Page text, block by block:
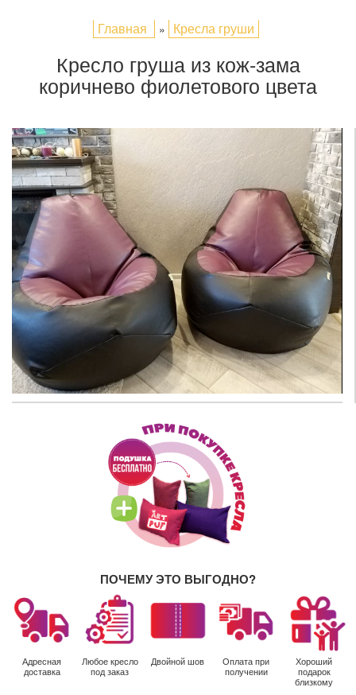
Главная » Кресла груши
Кресло груша из кож-зама
коричнево фиолетового цвета
ПОЧЕМУ ЭТО ВЫГОДНО?
Адресная
доставка
Любое кресло
под заказ
Двойной шов
Оплата при
получении
Хороший
подарок
близкому